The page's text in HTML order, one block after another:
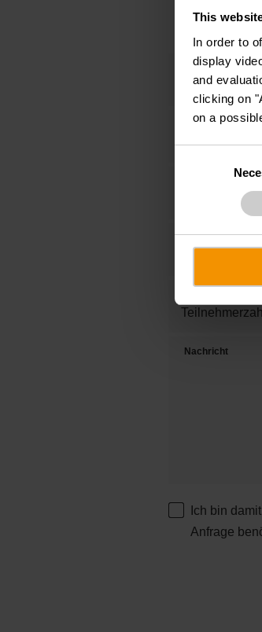
This
In order to
display
and
clicking on
on a
Anrede
Vorname
Reisedatum
Nachricht
Ich bin
Anfrage